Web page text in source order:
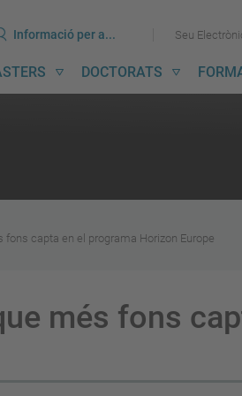
Informació per a... Seu
DOCTORATS
fons capta en el programa Horizon Europe
més fons